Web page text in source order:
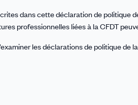
dans cette déclaration de politique
professionnelles liées à la CFDT
les déclarations de politique